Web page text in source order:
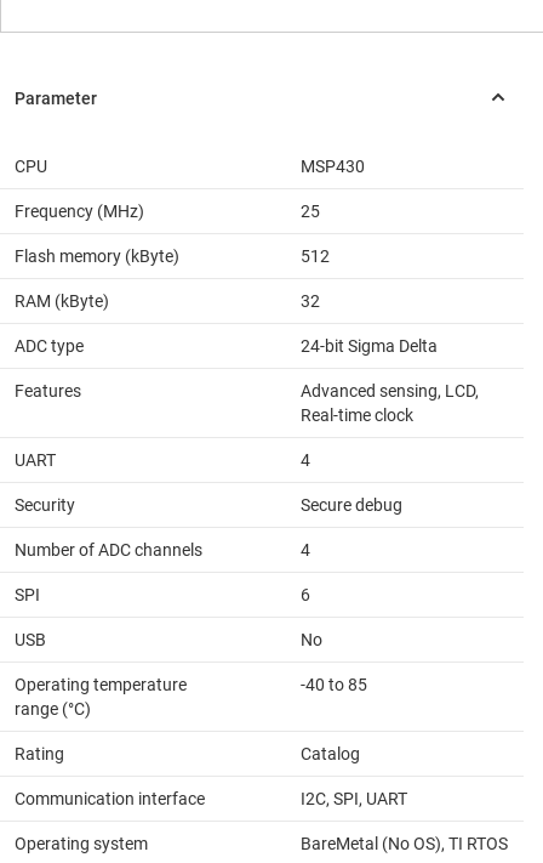
CPU MSP430
Frequency (MHz) 25
Flash memory (kByte) 512
RAM (kByte) 32
ADC type 24-bit Sigma Delta
Features
Advanced sensing, LCD,
Real-time clock
UART 4
Security Secure debug
Number of ADC channels 4
SPI 6
USB No
Operating temperature
range (°C)
-40 to 85
Rating Catalog
Communication interface I2C, SPI, UART
Operating system BareMetal (No OS), TI RTOS